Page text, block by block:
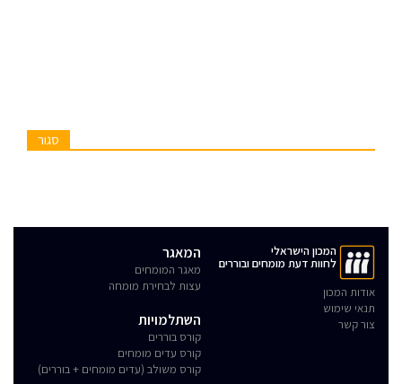
סגור
המכון הישראלי
לחוות דעת מומחים ובוררים
אודות המכון
תנאי שימוש
צור קשר
המאגר
מאגר המומחים
עצות לבחירת מומחה
השתלמויות
קורס בוררים
קורס עדים מומחים
קורס משולב (עדים מומחים + בוררים)